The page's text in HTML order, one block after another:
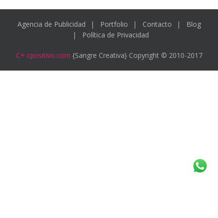
Agencia de Publicidad Portfolio Contacto
Blog
Política de Privacidad
C+ cpositivo.com {Sangre Creativa} Copyright © 2010-2017